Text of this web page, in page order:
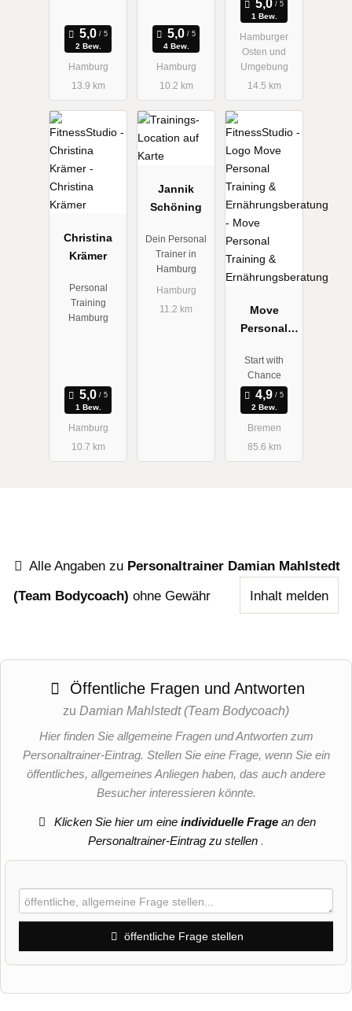
2 Bew.
Hamburg
13.9 km
4 Bew.
Hamburg
10.2 km
1 Bew.
Hamburger
Osten und
Umgebung
14.5 km
Christina
Krämer
Personal
Training
Hamburg
1 Bew.
Hamburg
10.7 km
Jannik
Schöning
Dein Personal
Trainer in
Hamburg
Hamburg
11.2 km
Move
Personal
Ernährungs
beratung
Start with
Chance
2 Bew.
Bremen
85.6 km
Alle Angaben zu Personaltrainer Damian Mahlstedt
(Team Bodycoach) ohne Gewähr Inhalt melden
Öffentliche Fragen und Antworten
zu Damian Mahlstedt (Team Bodycoach)
Hier finden Sie allgemeine Fragen und Antworten zum
Personaltrainer-Eintrag. Stellen Sie eine Frage, wenn Sie ein
öffentliches, allgemeines Anliegen haben, das auch andere
Besucher interessieren könnte.
Klicken Sie hier um eineindividuelle Frage an den
Personaltrainer-Eintrag zu stellen .
öffentliche Frage stellen